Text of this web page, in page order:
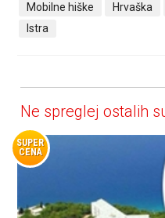
Mobilne hiške
Hrvaška
Istra
Ne spreglej ostalih
SUPER
CENA